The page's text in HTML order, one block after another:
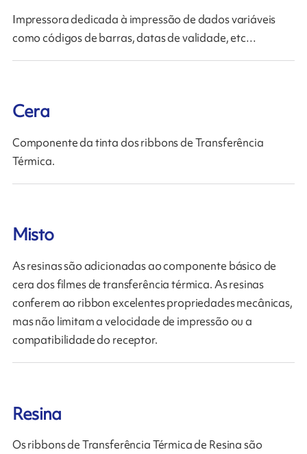
Impressora dedicada à impressão de dados variáveis ​​
como códigos de barras, datas de validade, etc…
Cera
Componente da tinta dos ribbons de Transferência
Térmica.
Misto
As resinas são adicionadas ao componente básico de
cera dos filmes de transferência térmica. As resinas
conferem ao ribbon excelentes propriedades mecânicas,
mas não limitam a velocidade de impressão ou a
compatibilidade do receptor.
Resina
Os ribbons de Transferência Térmica de Resina são